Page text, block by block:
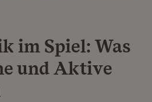
im Spiel: Was
und Aktive